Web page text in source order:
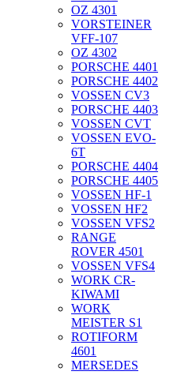
OZ 4301
VORSTEINER
VFF-107
OZ 4302
PORSCHE 4401
PORSCHE 4402
VOSSEN CV3
PORSCHE 4403
VOSSEN CVT
VOSSEN EVO-
6T
PORSCHE 4404
PORSCHE 4405
VOSSEN HF-1
VOSSEN HF2
VOSSEN VFS2
RANGE
ROVER 4501
VOSSEN VFS4
WORK CR-
KIWAMI
WORK
MEISTER S1
ROTIFORM
4601
MERSEDES